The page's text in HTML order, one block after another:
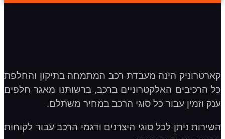
קארטרוניק הינה מעבדת רכב המתמחה בתיקון והחלפת
כל הרכיבים האלקטרוניים ברכב, ברשותנו מאגר חלפים
ענק וזמין עבור כל סוגי הרכב במחיר משתלם.
השירות ניתן לכל סוגי היצרנים ודגמי הרכב עבור לקוחות